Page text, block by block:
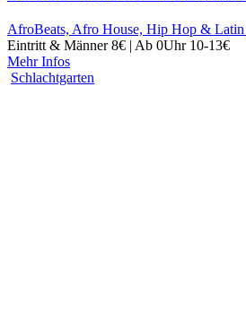
AfroBeats, Afro House, Hip Hop & Latin
Eintritt & Männer 8€ | Ab 0Uhr 10-13€
Mehr Infos
Schlachtgarten